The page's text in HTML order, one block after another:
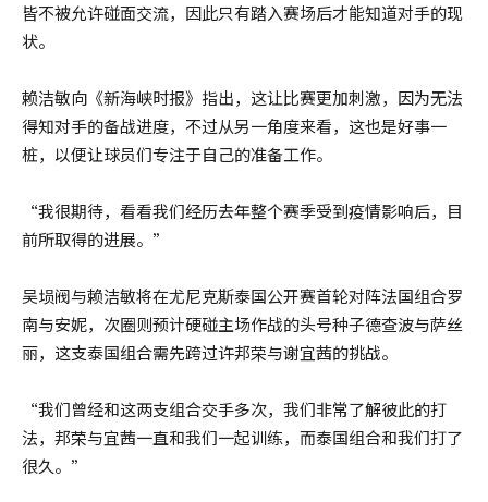
皆不被允许碰面交流，因此只有踏入赛场后才能知道对手的现
状。
赖洁敏向《新海峡时报》指出，这让比赛更加刺激，因为无法
得知对手的备战进度，不过从另一角度来看，这也是好事一
桩，以便让球员们专注于自己的准备工作。
“我很期待，看看我们经历去年整个赛季受到疫情影响后，目
前所取得的进展。”
吴埙阀与赖洁敏将在尤尼克斯泰国公开赛首轮对阵法国组合罗
南与安妮，次圈则预计硬碰主场作战的头号种子德查波与萨丝
丽，这支泰国组合需先跨过许邦荣与谢宜茜的挑战。
“我们曾经和这两支组合交手多次，我们非常了解彼此的打
法，邦荣与宜茜一直和我们一起训练，而泰国组合和我们打了
很久。”